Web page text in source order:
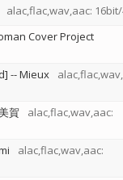
alac,flac,wav,aac:
Cover Project
--Mieux
賀
alac,flac,wav,aac:
alac,flac,wav,aac: